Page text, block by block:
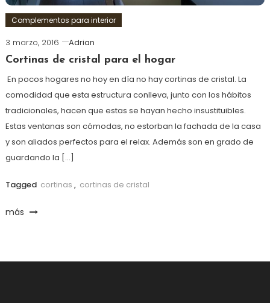
Complementos para interior
3 marzo, 2016
Adrian
Cortinas de cristal para el hogar
En pocos hogares no hoy en día no hay cortinas de cristal. La
comodidad que esta estructura conlleva, junto con los hábitos
tradicionales, hacen que estas se hayan hecho insustituibles.
Estas ventanas son cómodas, no estorban la fachada de la casa
y son aliados perfectos para el relax. Además son en grado de
guardando la […]
Tagged cortinas , cortinas de cristal
más